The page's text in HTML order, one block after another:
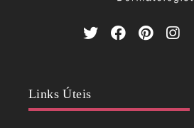
Links Úteis